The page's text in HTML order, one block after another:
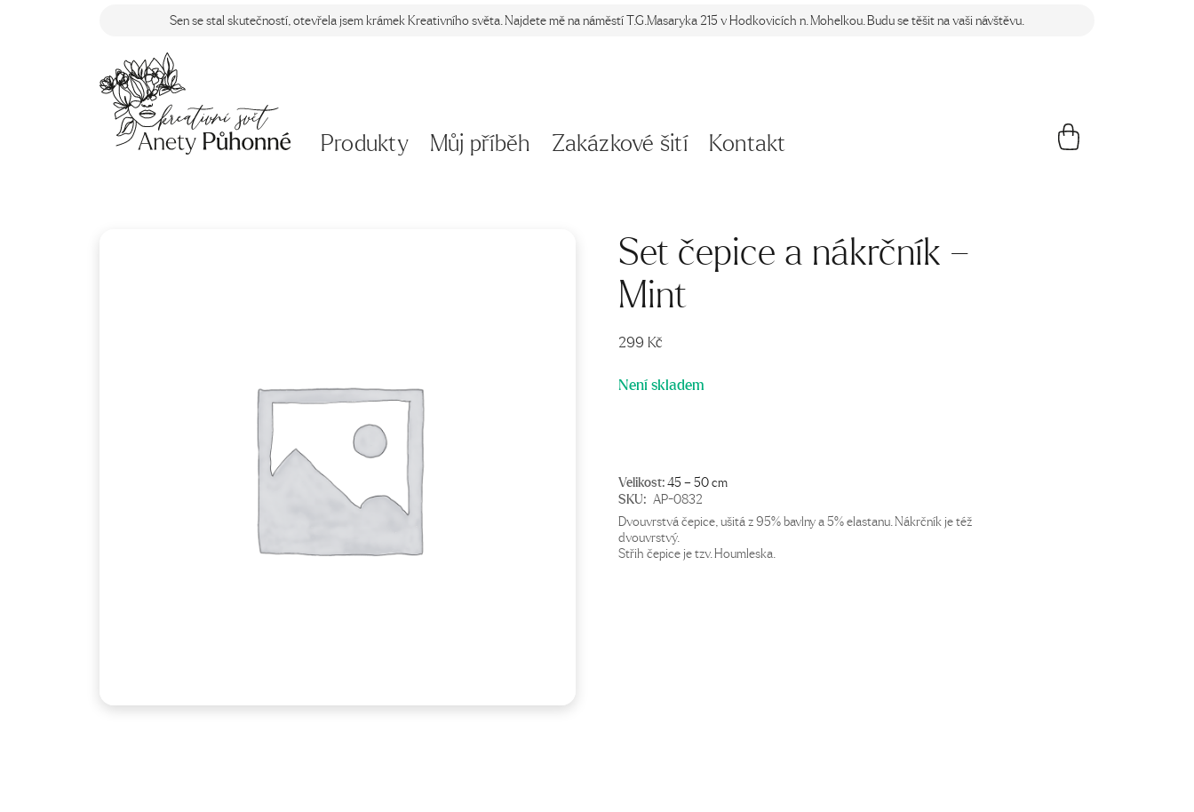
Sen se stal skutečností, otevřela jsem krámek Kreativního světa. Najdete mě na náměstí T.G.Masaryka 215 v Hodkovicích n. Mohelkou. Budu se těšit na vaši návštěvu.
Produkty Můj příběh Zakázkové šití Kontakt
Set čepice a nákrčník –
Mint
299 Kč
Není skladem
Velikost:45 – 50 cm
SKU: AP-0832
Dvouvrstvá čepice, ušitá z 95% bavlny a 5% elastanu. Nákrčník je též
dvouvrstvý.
Střih čepice je tzv. Houmleska.